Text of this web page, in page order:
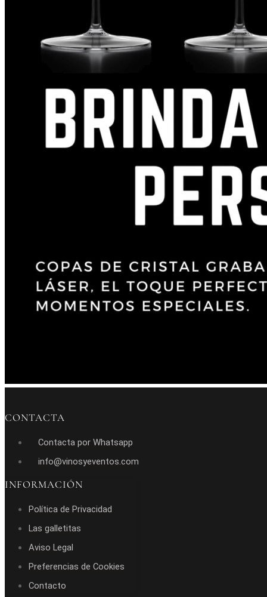
CONTACTA
Contacta por Whatsapp
info@vinosyeventos.com
INFORMACIÓN
Política de Privacidad
Las galletitas
Aviso Legal
Preferencias de Cookies
Contacto